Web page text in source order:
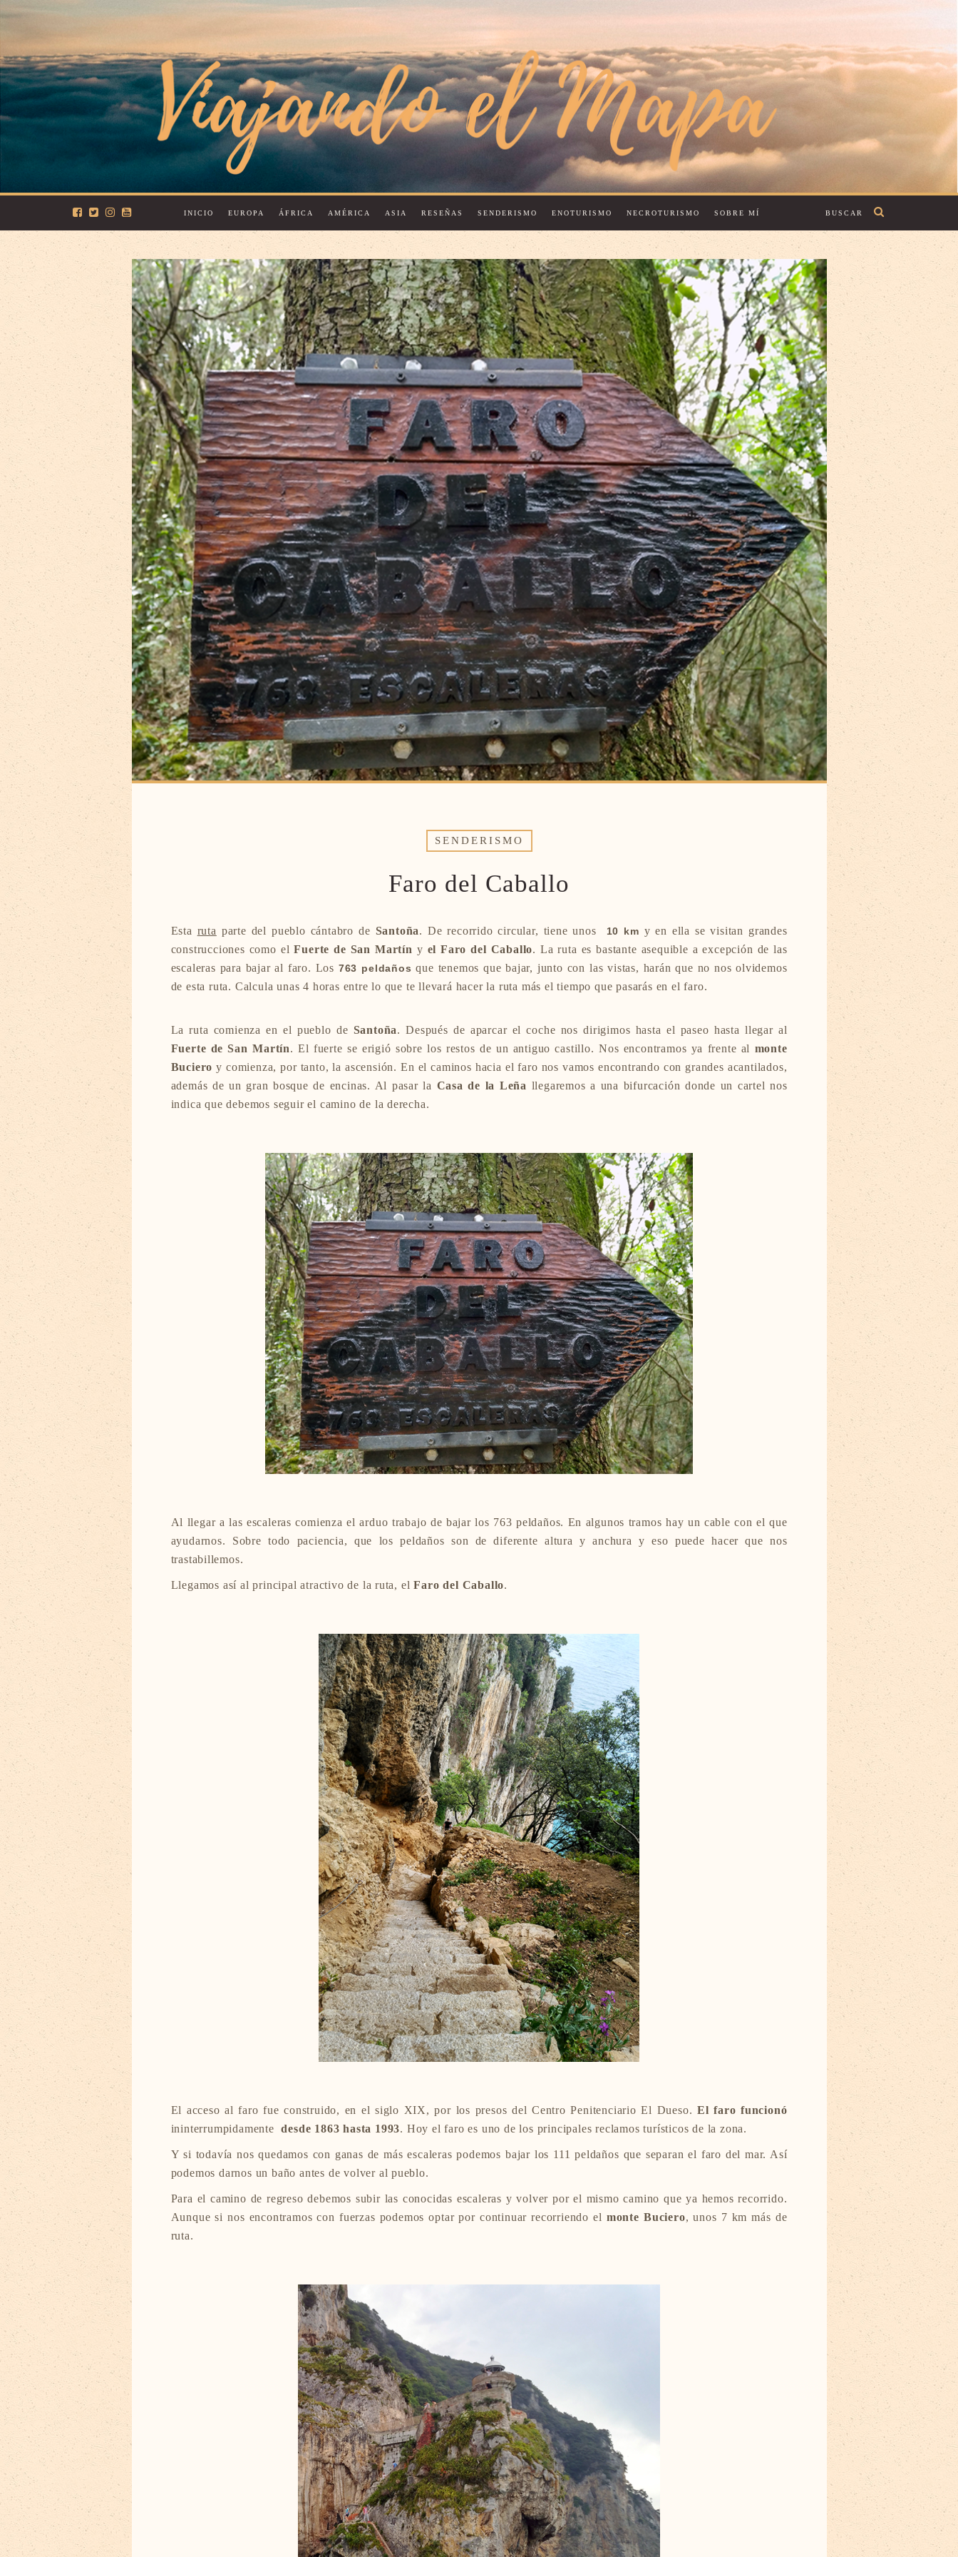
BUSCAR
INICIO EUROPA ÁFRICA AMÉRICA ASIA RESEÑAS SENDERISMO ENOTURISMO NECROTURISMO SOBRE MÍ
SENDERISMO
Faro del Caballo
Esta ruta parte del pueblo cántabro de Santoña. De recorrido circular, tiene unos 10 km y en ella se visitan grandes
construcciones como elFuerte de San Martín y el Faro del Caballo. La ruta es bastante asequible a excepción de las
escaleras para bajar al faro. Los 763 peldaños que tenemos que bajar, junto con las vistas, harán que no nos olvidemos
de esta ruta. Calcula unas 4 horas entre lo que te llevará hacer la ruta más el tiempo que pasarás en el faro.
La ruta comienza en el pueblo de Santoña. Después de aparcar el coche nos dirigimos hasta el paseo hasta llegar al
Fuerte de San Martín. El fuerte se erigió sobre los restos de un antiguo castillo. Nos encontramos ya frente al monte
Buciero y comienza, por tanto, la ascensión. En el caminos hacia el faro nos vamos encontrando con grandes acantilados,
además de un gran bosque de encinas. Al pasar la Casa de la Leña llegaremos a una bifurcación donde un cartel nos
indica que debemos seguir el camino de la derecha.
Al llegar a las escaleras comienza el arduo trabajo de bajar los 763 peldaños. En algunos tramos hay un cable con el que
ayudarnos. Sobre todo paciencia, que los peldaños son de diferente altura y anchura y eso puede hacer que nos
trastabillemos.
Llegamos así al principal atractivo de la ruta, elFaro del Caballo.
El acceso al faro fue construido, en el siglo XIX, por los presos del Centro Penitenciario El Dueso.El faro funcionó
ininterrumpidamentedesde 1863 hasta 1993. Hoy el faro es uno de los principales reclamos turísticos de la zona.
Y si todavía nos quedamos con ganas de más escaleras podemos bajar los 111 peldaños que separan el faro del mar. Así
podemos darnos un baño antes de volver al pueblo.
Para el camino de regreso debemos subir las conocidas escaleras y volver por el mismo camino que ya hemos recorrido.
Aunque si nos encontramos con fuerzas podemos optar por continuar recorriendo el monte Buciero, unos 7 km más de
ruta.